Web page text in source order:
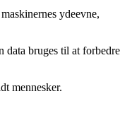
ydeevne,
data bruges til at forbedre
mennesker.